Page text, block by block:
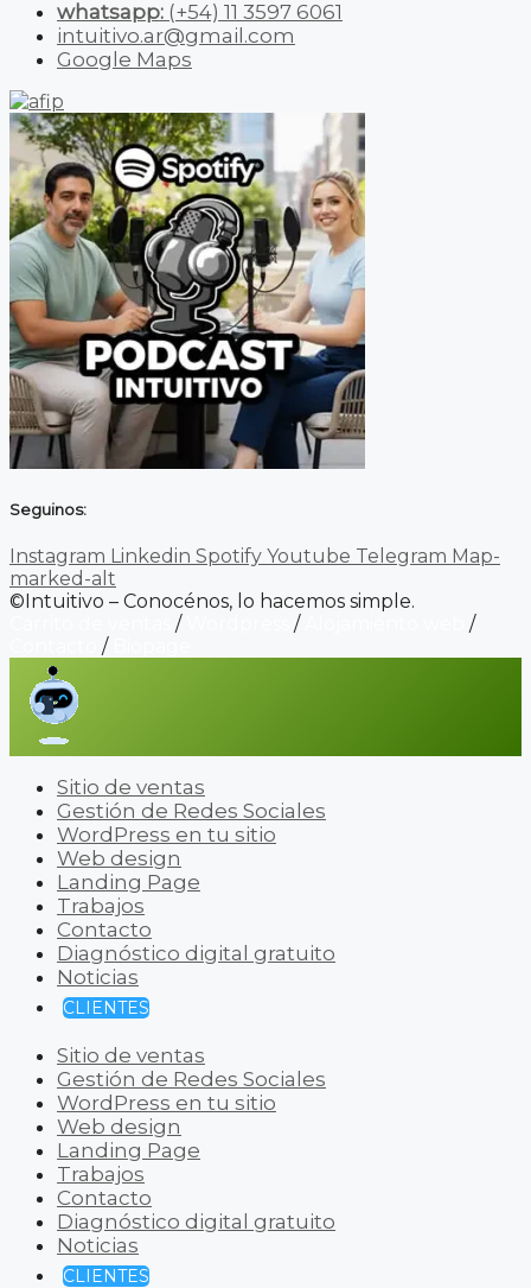
whatsapp: (+54) 11 3597 6061
intuitivo.ar@gmail.com
Google Maps
Seguinos:
Instagram Linkedin Spotify Youtube Telegram Map-
marked-alt
©Intuitivo – Conocénos, lo hacemos simple.
/ /
/
/
Sitio de ventas
Gestión de Redes Sociales
WordPress en tu sitio
Web design
Landing Page
Trabajos
Contacto
Diagnóstico digital gratuito
Noticias
CLIENTES
Sitio de ventas
Gestión de Redes Sociales
WordPress en tu sitio
Web design
Landing Page
Trabajos
Contacto
Diagnóstico digital gratuito
Noticias
CLIENTES